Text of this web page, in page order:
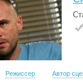
Режиссер Автор